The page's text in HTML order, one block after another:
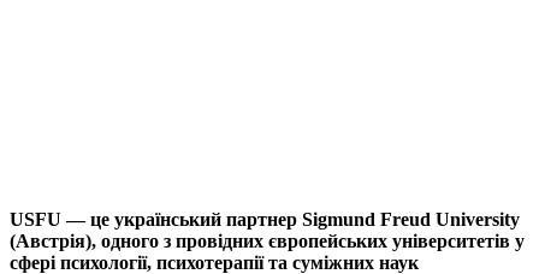
USFU — це український партнер Sigmund Freud University
(Австрія), одного з провідних європейських університетів у
сфері психології, психотерапії та суміжних наук